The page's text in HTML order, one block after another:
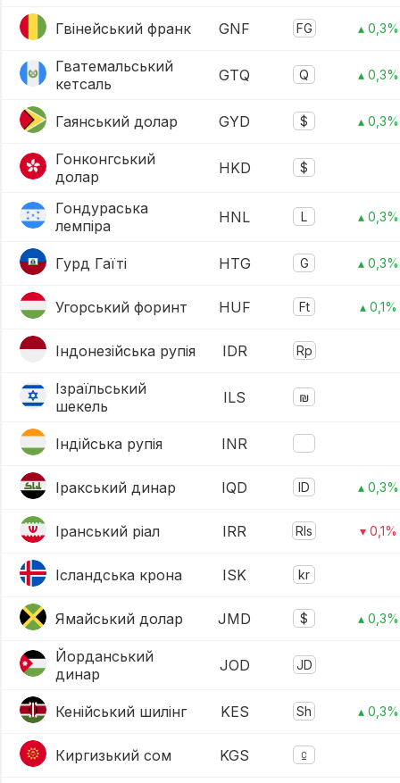
Гвінейський франк GNF FG ▴ 0,3%
Гватемальський
кетсаль
GTQ Q ▴ 0,3%
Гаянський долар GYD $ ▴ 0,3%
Гонконгський
долар
HKD $
Гондураська
лемпіра
HNL L ▴ 0,3%
Гурд Гаїті HTG G ▴ 0,3%
Угорський форинт HUF Ft ▴ 0,1%
Індонезійська рупія IDR Rp
Ізраїльський
шекель
ILS ₪
Індійська рупія INR
Іракський динар IQD ID ▴ 0,3%
Іранський ріал IRR Rls ▾ 0,1%
Ісландська крона ISK kr
Ямайський долар JMD $ ▴ 0,3%
Йорданський
динар
JOD JD
Кенійський шилінг KES Sh ▴ 0,3%
Киргизький сом KGS ⃀